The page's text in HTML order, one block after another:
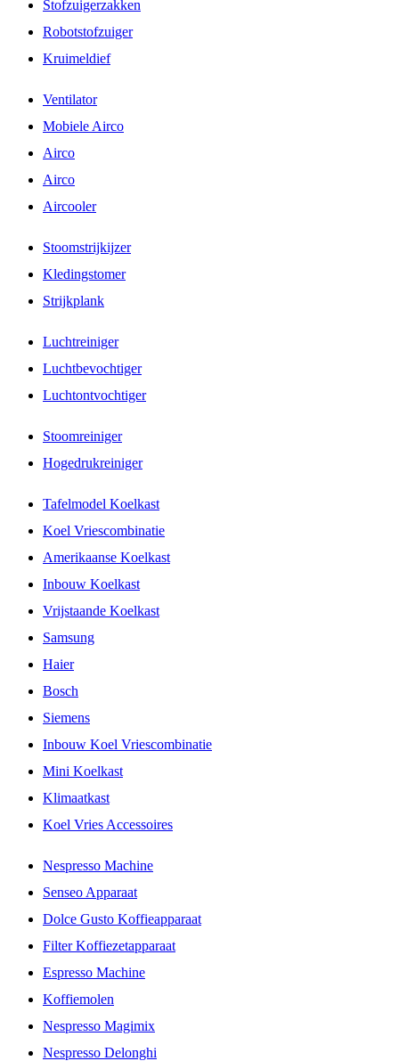
Stofzuigerzakken
Robotstofzuiger
Kruimeldief
Ventilator
Mobiele Airco
Airco
Airco
Aircooler
Stoomstrijkijzer
Kledingstomer
Strijkplank
Luchtreiniger
Luchtbevochtiger
Luchtontvochtiger
Stoomreiniger
Hogedrukreiniger
Tafelmodel Koelkast
Koel Vriescombinatie
Amerikaanse Koelkast
Inbouw Koelkast
Vrijstaande Koelkast
Samsung
Haier
Bosch
Siemens
Inbouw Koel Vriescombinatie
Mini Koelkast
Klimaatkast
Koel Vries Accessoires
Nespresso Machine
Senseo Apparaat
Dolce Gusto Koffieapparaat
Filter Koffiezetapparaat
Espresso Machine
Koffiemolen
Nespresso Magimix
Nespresso Delonghi